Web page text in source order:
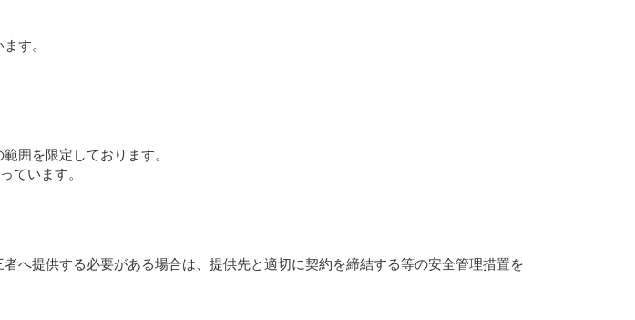
す。
囲を限定しております。
ています。
へ提供する必要がある場合は、提供先と適切に契約を締結する等の安全管理措置を